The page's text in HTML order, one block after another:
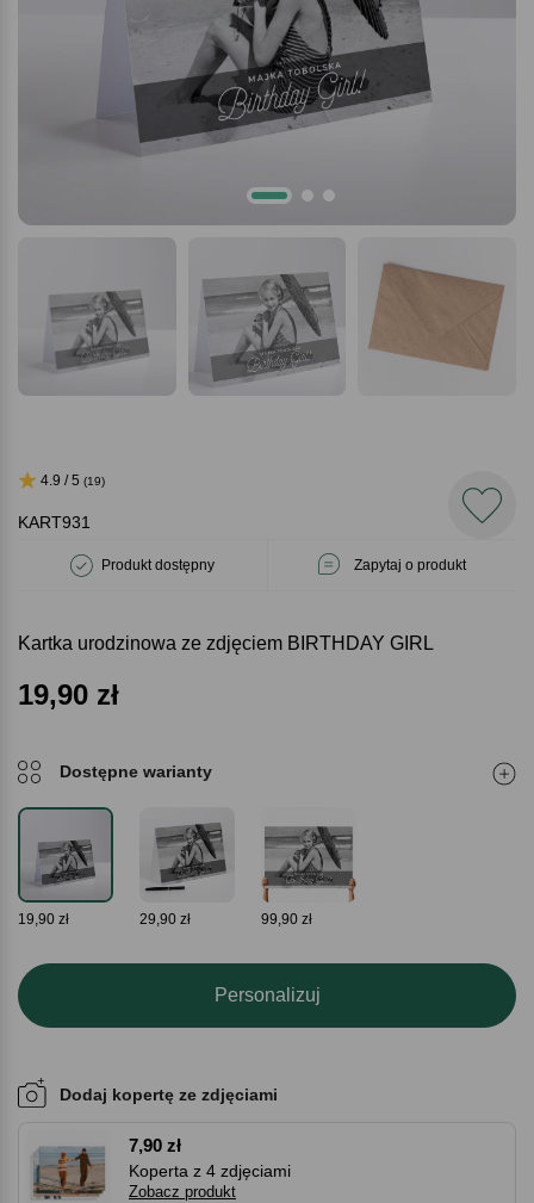
KART931
Produkt dostępny Zapytaj o produkt
4.9 / 5 (19)
Kartka urodzinowa ze zdjęciem BIRTHDAY GIRL
19,90 zł
Dostępne warianty
19,90 zł 29,90 zł 99,90 zł
Personalizuj
Dodaj kopertę ze zdjęciami
7,90 zł
Koperta z 4 zdjęciami
Zobacz produkt